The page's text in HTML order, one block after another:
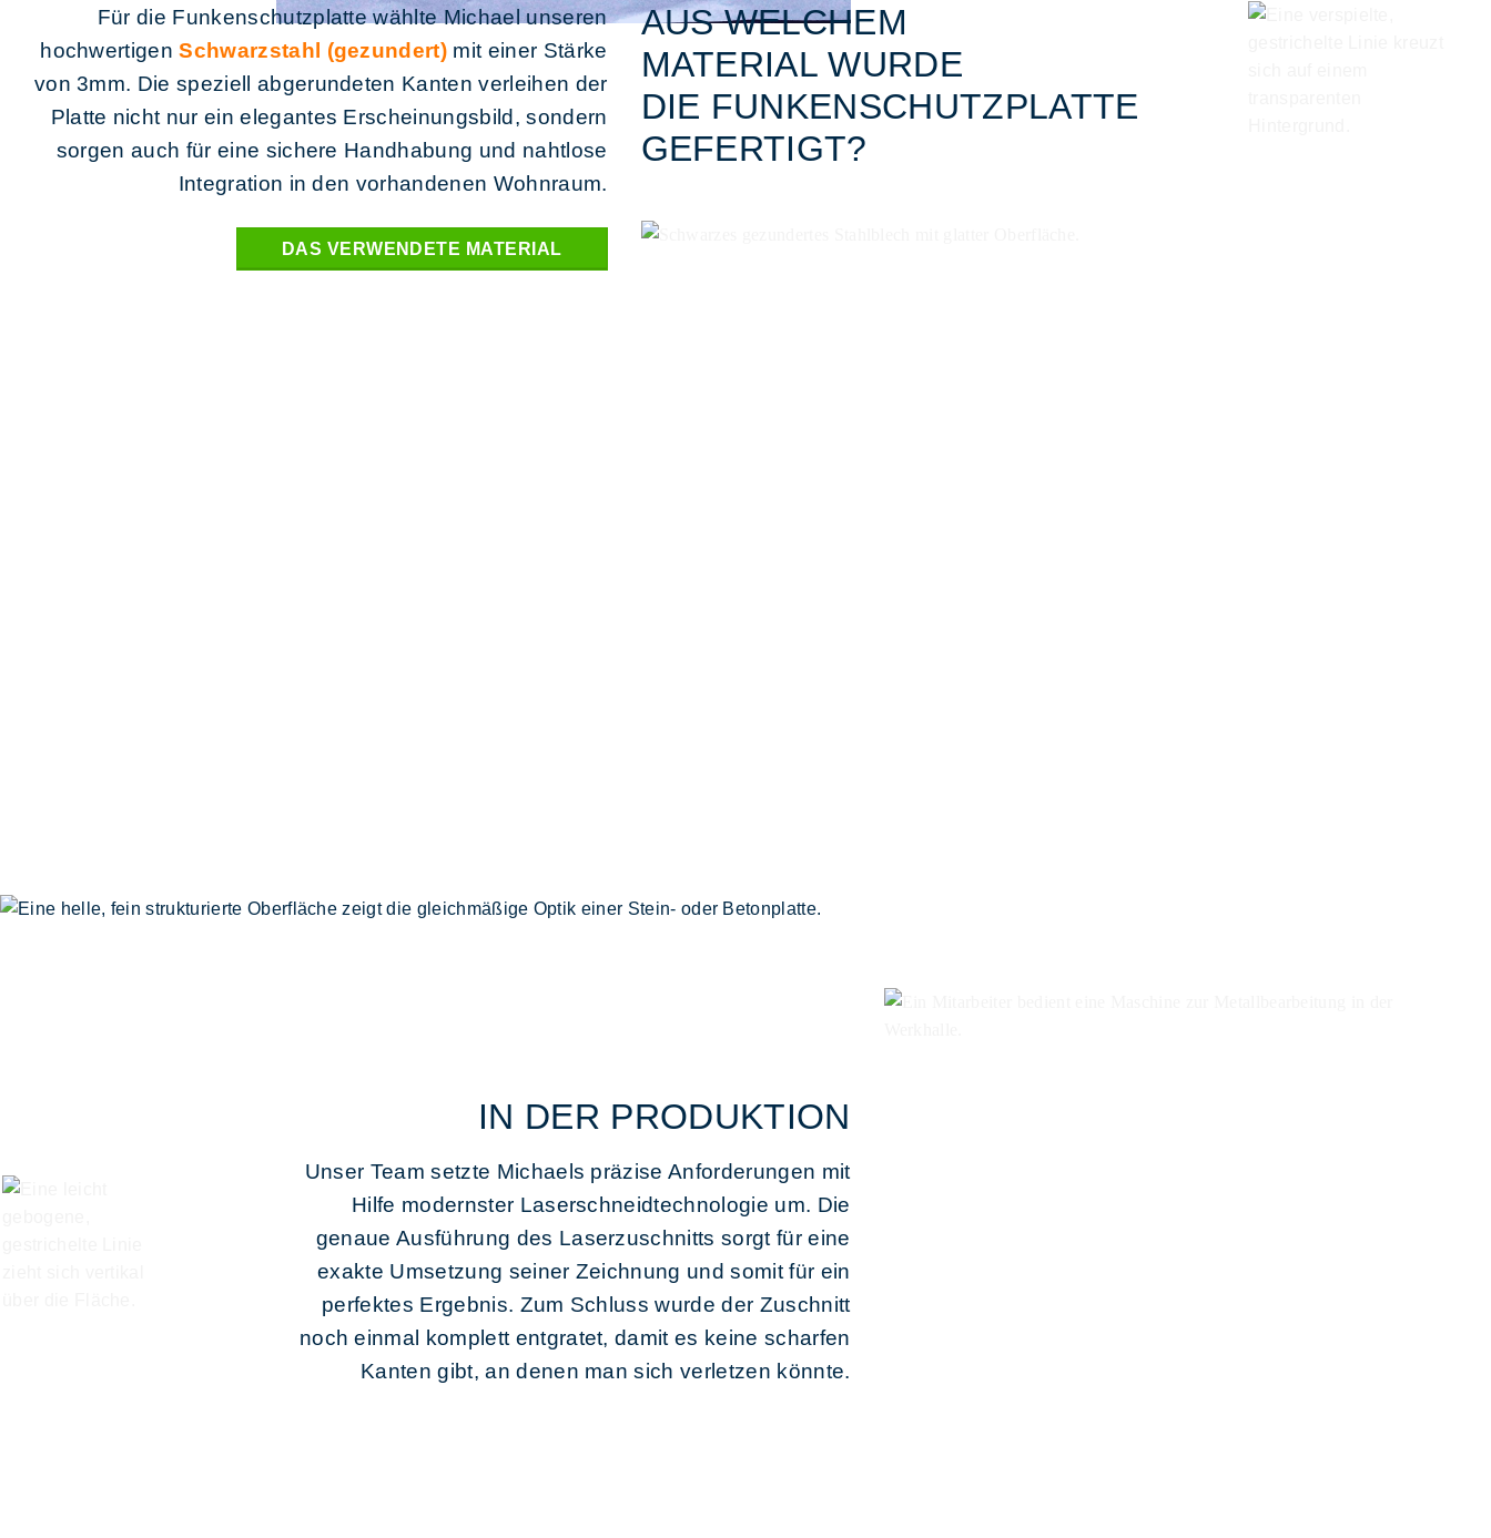
Für die Funkenschutzplatte wählte Michael unseren
hochwertigenSchwarzstahl (gezundert) mit einer Stärke
von 3mm. Die speziell abgerundeten Kanten verleihen der
Platte nicht nur ein elegantes Erscheinungsbild, sondern
sorgen auch für eine sichere Handhabung und nahtlose
Integration in den vorhandenen Wohnraum.
DAS VERWENDETE MATERIAL
AUS WELCHEM
MATERIAL WURDE
DIE FUNKENSCHUTZPLATTE
GEFERTIGT?
IN DER PRODUKTION
Unser Team setzte Michaels präzise Anforderungen mit
Hilfe modernster Laserschneidtechnologie um. Die
genaue Ausführung des Laserzuschnitts sorgt für eine
exakte Umsetzung seiner Zeichnung und somit für ein
perfektes Ergebnis. Zum Schluss wurde der Zuschnitt
noch einmal komplett entgratet, damit es keine scharfen
Kanten gibt, an denen man sich verletzen könnte.